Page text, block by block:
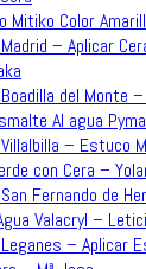
Mitiko Color
– Aplicar
del Monte
Al agua
– Estuco
con Cera –
Fernando de
Valacryl –
– Aplicar